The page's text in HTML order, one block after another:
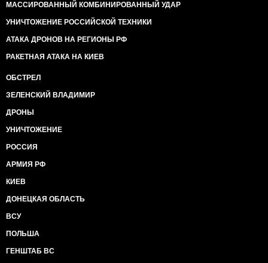
МАССИРОВАННЫЙ КОМБИНИРОВАННЫЙ УДАР
УНИЧТОЖЕНИЕ РОССИЙСКОЙ ТЕХНИКИ
АТАКА ДРОНОВ НА РЕГИОНЫ РФ
РАКЕТНАЯ АТАКА НА КИЕВ
ОБСТРЕЛ
ЗЕЛЕНСКИЙ ВЛАДИМИР
ДРОНЫ
УНИЧТОЖЕНИЕ
РОССИЯ
АРМИЯ РФ
КИЕВ
ДОНЕЦКАЯ ОБЛАСТЬ
ВСУ
ПОЛЬША
ГЕНШТАБ ВС